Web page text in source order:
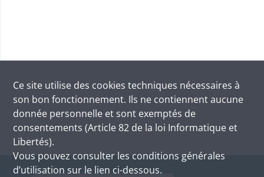
Ce site utilise des cookies techniques nécessaires à
son bon fonctionnement. Ils ne contiennent aucune
donnée personnelle et sont exemptés de
consentements (Article 82 de la loi Informatique et
Libertés).
Vous pouvez consulter les conditions générales
d’utilisation sur le lien ci-dessous.